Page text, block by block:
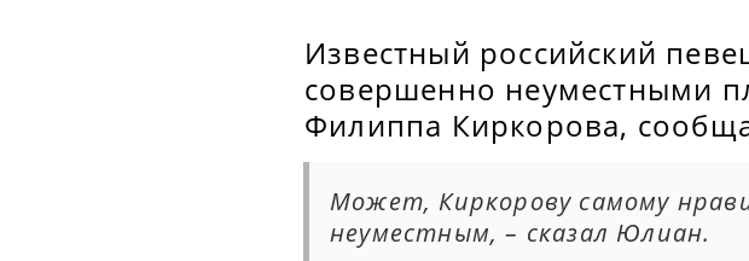
Известный российский
совершенно неуместными
Филиппа Киркорова,
Может, Киркорову самому
неуместным, – сказал Юлиан.